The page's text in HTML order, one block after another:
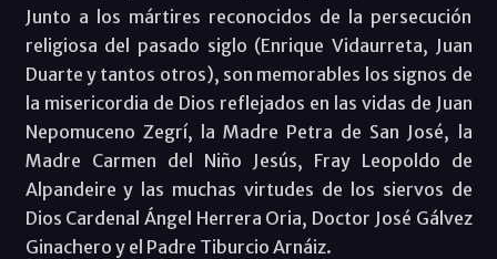
Junto a los mártires reconocidos de la persecución
religiosa del pasado siglo (Enrique Vidaurreta, Juan
Duarte y tantos otros), son memorables los signos de
la misericordia de Dios reflejados en las vidas de Juan
Nepomuceno Zegrí, la Madre Petra de San José, la
Madre Carmen del Niño Jesús, Fray Leopoldo de
Alpandeire y las muchas virtudes de los siervos de
Dios Cardenal Ángel Herrera Oria, Doctor José Gálvez
Ginachero y el Padre Tiburcio Arnáiz.